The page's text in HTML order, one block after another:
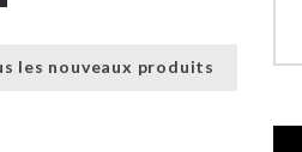
les nouveaux produits